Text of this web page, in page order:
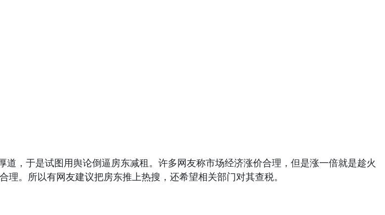
，于是试图用舆论倒逼房东减租。许多网友称市场经济涨价合理，但是涨一倍就是趁火
。所以有网友建议把房东推上热搜，还希望相关部门对其查税。